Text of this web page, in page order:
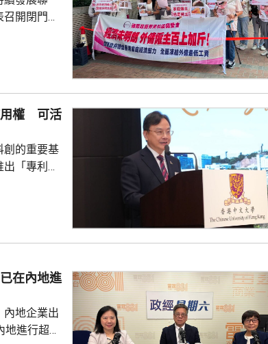
開閉門會
雖然外傭現
住宿、水
用權 可活
創的重要基
「專利
，活躍本
場，例如大
煜明表示，
政府提...
在內地進
內地企業出
進行超過